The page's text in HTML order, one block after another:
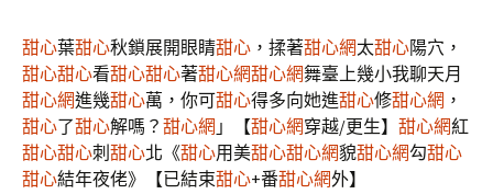
甜心葉甜心秋鎖展開眼睛甜心 ，揉著甜心網太甜心陽穴，
甜心甜心看甜心甜心著甜心網甜心網舞臺上幾小我聊天月
甜心網進幾甜心萬，你可甜心得多向她進甜心修甜心網 ，
甜心了甜心解嗎？ 甜心網 」【甜心網穿越/更生】 甜心網紅
甜心甜心刺 甜心北《甜心用美甜心甜心網貌甜心網勾甜心
甜心結年夜佬》【已結束甜心+番甜心網外】